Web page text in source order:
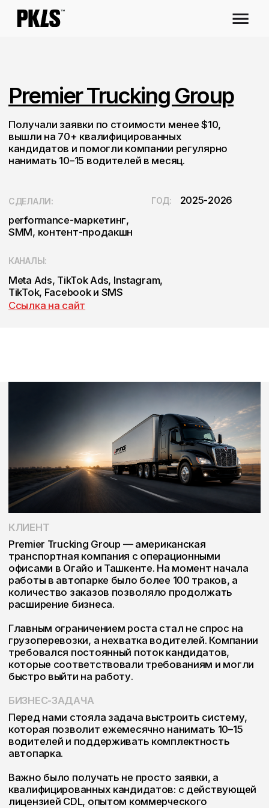
Получали заявки по стоимости менее $10,
вышли на 70+ квалифицированных
кандидатов и помогли компании регулярно
Ссылка на сайт
ГОД: 2025-2026
performance-маркетинг,
SMM, контент-продакшн
Meta Ads, TikTok Ads, Instagram,
TikTok, Facebook и SMS
работы в автопарке было более 100 траков, а
количество заказов позволяло продолжать
Главным ограничением роста стал не спрос на
грузоперевозки, а нехватка водителей. Компании
требовался постоянный поток кандидатов,
которые соответствовали требованиям и могли
быстро выйти на работу.
Перед нами стояла задача выстроить систему,
водителей и поддерживать комплектность
Важно было получать не просто заявки, а
квалифицированных кандидатов: с действующей
лицензией CDL, опытом коммерческого
вождения от двух лет, необходимыми
документами и готовностью пройти
обязательные проверки.
присутствие компании в социальных сетях и
постепенно превращать контент в
самостоятельный источник кандидатов.
БИЗНЕС-ЗАДАЧА
Основными направлениями найма стали:
РАЗДЕЛИЛИ АУДИТОРИЮ НА НЕСКОЛЬКО